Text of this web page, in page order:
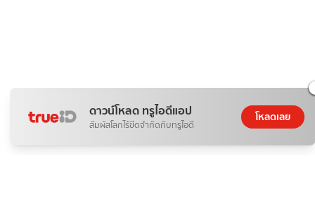
ดาวน์โหลด ทรูไอดีแอป
สัมผัสโลกไร้ขีดจำกัดกับทรูไอดี
โหลดเลย